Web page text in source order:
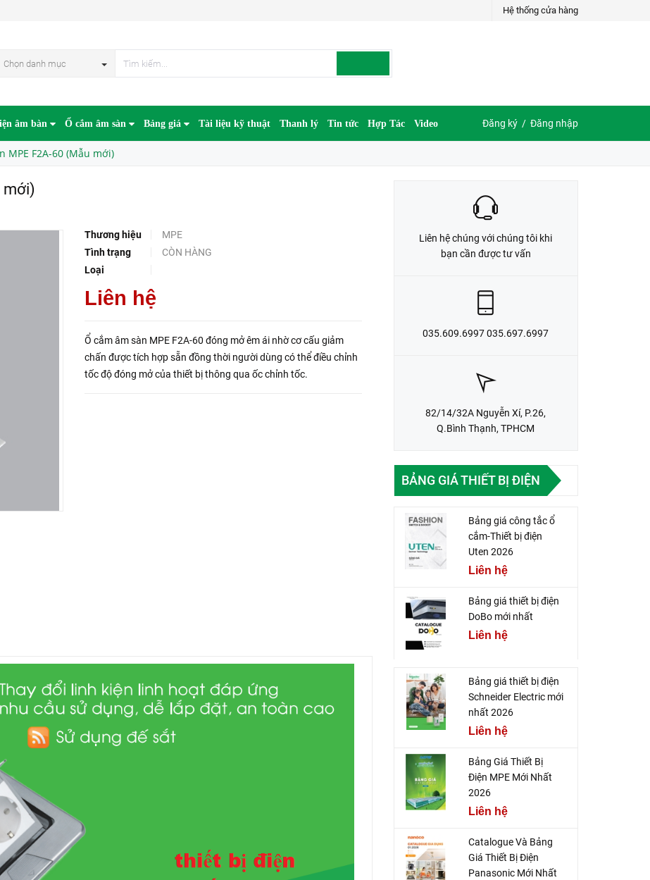
Hệ thống cửa hàng
Chọn danh mục
âm bàn Ổ cắm âm sàn Bảng giá Tài liệu kỹ thuật Thanh lý Tin tức Hợp Tác Video Đăng ký / Đăng nhập
MPE F2A-60 (Mẫu mới)
mới)
Thương hiệu
MPE
Tình trạng
CÒN HÀNG
Loại
Liên hệ
Ổ cắm âm sàn MPE F2A-60 đóng mở êm ái nhờ cơ cấu giảm
chấn được tích hợp sẵn đồng thời người dùng có thể điều chỉnh
tốc độ đóng mở của thiết bị thông qua ốc chỉnh tốc.
LIÊN HỆ ĐẶT HÀNG
Liên hệ chúng với chúng tôi khi
bạn cần được tư vấn
035.609.6997 035.697.6997
82/14/32A Nguyễn Xí, P.26,
Q.Bình Thạnh, TPHCM
BẢNG GIÁ THIẾT BỊ ĐIỆN
Bảng giá công tắc ổ
cắm-Thiết bị điện
Uten 2026
Liên hệ
Bảng giá thiết bị điện
DoBo mới nhất
Liên hệ
Bảng giá thiết bị điện
Schneider Electric mới
nhất 2026
Liên hệ
Bảng Giá Thiết Bị
Điện MPE Mới Nhất
2026
Liên hệ
Catalogue Và Bảng
Giá Thiết Bị Điện
Panasonic Mới Nhất